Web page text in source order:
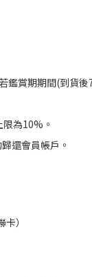
賞期期間(到貨後
為10%。
還會員帳戶。
）